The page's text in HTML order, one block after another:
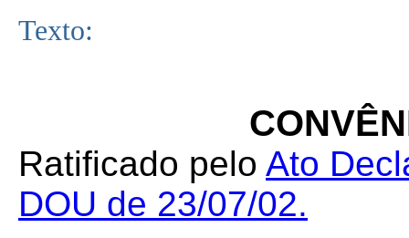
Texto:
Ratificado pelo Ato
DOU de 23/07/02.